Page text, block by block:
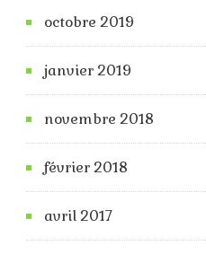
octobre 2019
janvier 2019
novembre 2018
février 2018
avril 2017